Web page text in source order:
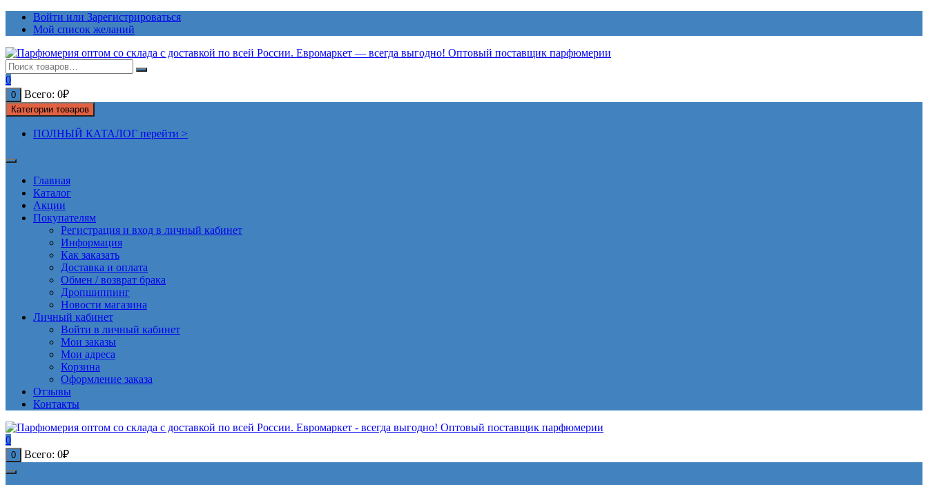
ПерейтиВойти или Зарегистрироваться
Мой список желаний
0
0 Всего: 0₽
Категории товаров
ПОЛНЫЙ КАТАЛОГ перейти >
Главная
Каталог
Акции
Покупателям
Регистрация и вход в личный кабинет
Информация
Как заказать
Доставка и оплата
Обмен / возврат брака
Дропшиппинг
Новости магазина
Личный кабинет
Войти в личный кабинет
Мои заказы
Мои адреса
Корзина
Оформление заказа
Отзывы
Контакты
0
0 Всего: 0₽